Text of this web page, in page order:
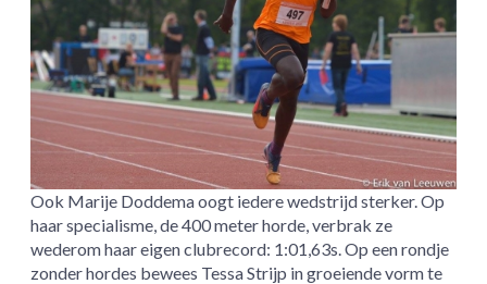
Ook Marije Doddema oogt iedere wedstrijd sterker. Op
haar specialisme, de 400 meter horde, verbrak ze
wederom haar eigen clubrecord: 1:01,63s. Op een rondje
zonder hordes bewees Tessa Strijp in groeiende vorm te